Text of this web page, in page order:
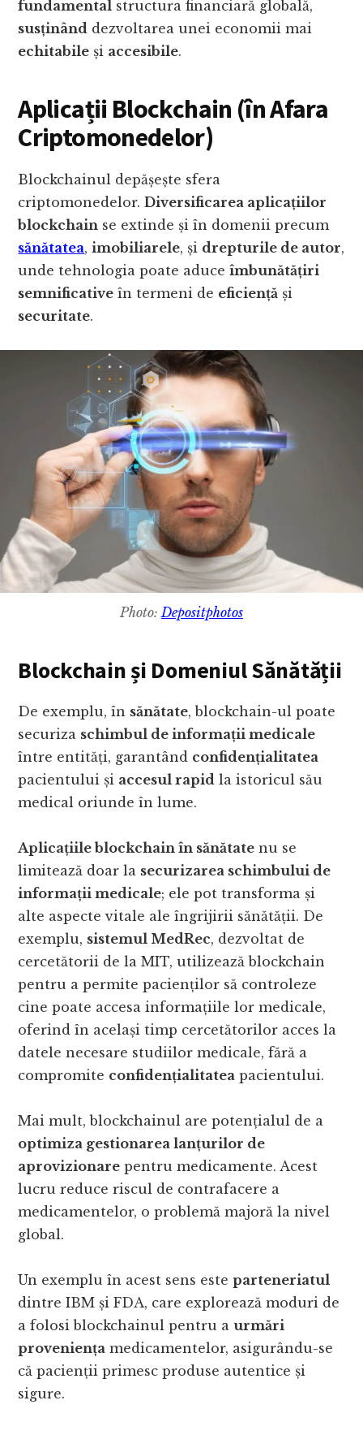
fundamental structura financiară globală,
susținând dezvoltarea unei economii mai
echitabile și accesibile.
Aplicații Blockchain (în Afara
Criptomonedelor)
Blockchainul depășește sfera
criptomonedelor.Diversificarea aplicațiilor
blockchain se extinde și în domenii precum
sănătatea,imobiliarele, și drepturile de autor,
unde tehnologia poate aduceîmbunătățiri
semnificative în termeni de eficiență și
securitate.
Photo: Depositphotos
Blockchain și Domeniul Sănătății
De exemplu, în sănătate, blockchain-ul poate
securiza schimbul de informații medicale
între entități, garantând confidențialitatea
pacientului și accesul rapid la istoricul său
medical oriunde în lume.
Aplicațiile blockchain în sănătate nu se
limitează doar la securizarea schimbului de
informații medicale; ele pot transforma și
alte aspecte vitale ale îngrijirii sănătății. De
exemplu, sistemul MedRec, dezvoltat de
cercetătorii de la MIT, utilizează blockchain
pentru a permite pacienților să controleze
cine poate accesa informațiile lor medicale,
oferind în același timp cercetătorilor acces la
datele necesare studiilor medicale, fără a
compromite confidențialitatea pacientului.
Mai mult, blockchainul are potențialul de a
optimiza gestionarea lanțurilor de
aprovizionare pentru medicamente. Acest
lucru reduce riscul de contrafacere a
medicamentelor, o problemă majoră la nivel
global.
Un exemplu în acest sens esteparteneriatul
dintre IBM și FDA, care explorează moduri de
a folosi blockchainul pentru aurmări
proveniența medicamentelor, asigurându-se
că pacienții primesc produse autentice și
sigure.